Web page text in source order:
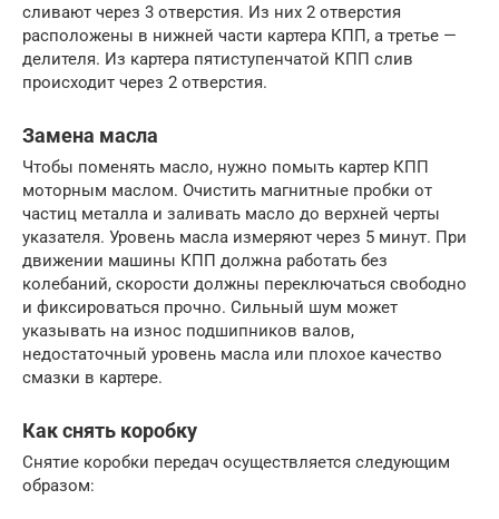
сливают через 3 отверстия. Из них 2 отверстия
расположены в нижней части картера КПП, а третье —
делителя. Из картера пятиступенчатой КПП слив
происходит через 2 отверстия.
Замена масла
Чтобы поменять масло, нужно помыть картер КПП
моторным маслом. Очистить магнитные пробки от
частиц металла и заливать масло до верхней черты
указателя. Уровень масла измеряют через 5 минут. При
движении машины КПП должна работать без
колебаний, скорости должны переключаться свободно
и фиксироваться прочно. Сильный шум может
указывать на износ подшипников валов,
недостаточный уровень масла или плохое качество
смазки в картере.
Как снять коробку
Снятие коробки передач осуществляется следующим
образом: